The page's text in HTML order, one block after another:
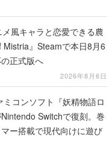
風キャラと恋愛できる農
』Steamで本日8月6
正式版へ
2026年8月6日
コンソフト『妖精物語ロ
Switchで復刻。巻
ー搭載で現代向けに遊び